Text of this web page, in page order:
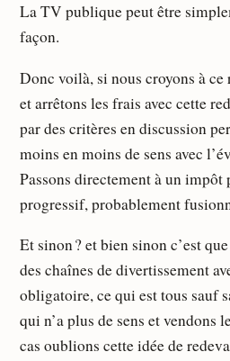
La TV publique peut être
façon.
Donc voilà, si nous croyons à
et arrêtons les frais avec cette
par des critères en discussion
moins en moins de sens avec
Passons directement à un impôt
progressif, probablement
Et sinon ? et bien sinon c’est
des chaînes de divertissement
obligatoire, ce qui est tous sauf
qui n’a plus de sens et vendons
cas oublions cette idée de